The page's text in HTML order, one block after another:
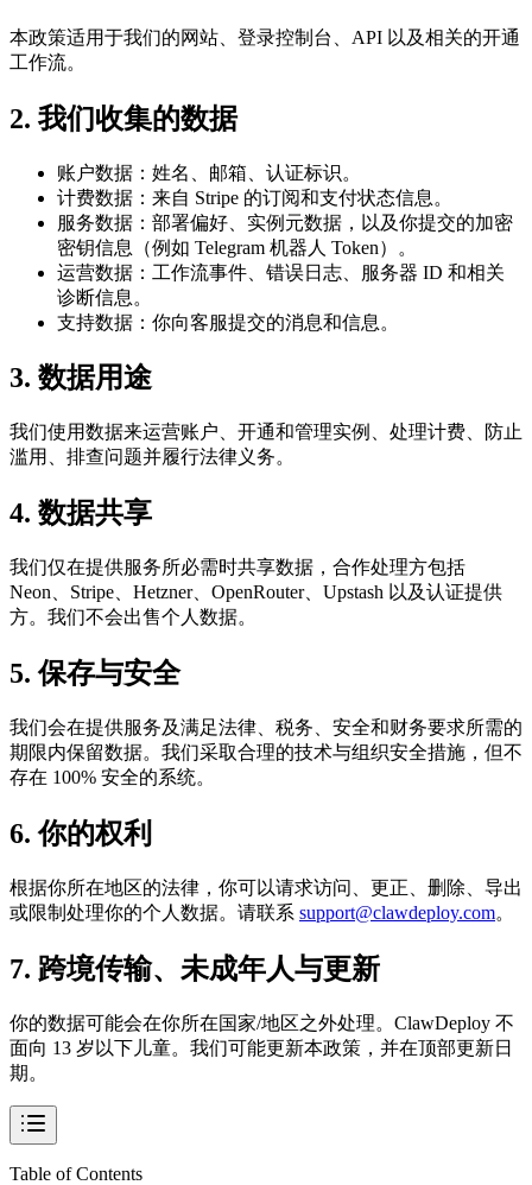
本政策适用于我们的网站、登录控制台、API 以及相关的开通
工作流。
2. 我们收集的数据
账户数据：姓名、邮箱、认证标识。
计费数据：来自 Stripe 的订阅和支付状态信息。
服务数据：部署偏好、实例元数据，以及你提交的加密
密钥信息（例如 Telegram 机器人 Token）。
运营数据：工作流事件、错误日志、服务器 ID 和相关
诊断信息。
支持数据：你向客服提交的消息和信息。
3. 数据用途
我们使用数据来运营账户、开通和管理实例、处理计费、防止
滥用、排查问题并履行法律义务。
4. 数据共享
我们仅在提供服务所必需时共享数据，合作处理方包括
Neon、Stripe、Hetzner、OpenRouter、Upstash 以及认证提供
方。我们不会出售个人数据。
5. 保存与安全
我们会在提供服务及满足法律、税务、安全和财务要求所需的
期限内保留数据。我们采取合理的技术与组织安全措施，但不
存在 100% 安全的系统。
6. 你的权利
根据你所在地区的法律，你可以请求访问、更正、删除、导出
或限制处理你的个人数据。请联系 support@clawdeploy.com。
7. 跨境传输、未成年人与更新
你的数据可能会在你所在国家/地区之外处理。ClawDeploy 不
面向 13 岁以下儿童。我们可能更新本政策，并在顶部更新日
期。
Table of Contents